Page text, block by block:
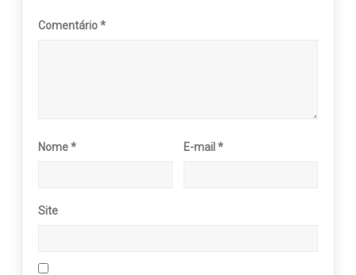
Comentário*
Nome* E-mail*
Site